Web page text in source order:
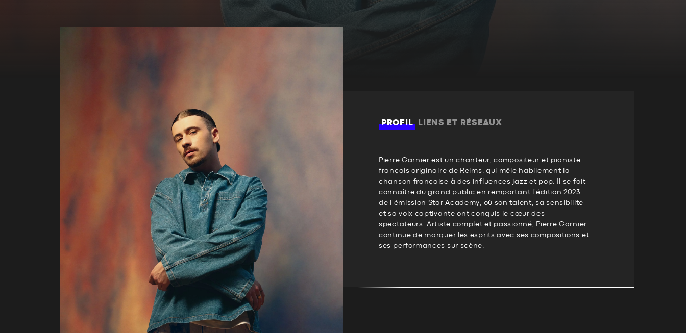
PROFIL LIENS ET RÉSEAUX
Pierre Garnier est un chanteur, compositeur et pianiste
français originaire de Reims, qui mêle habilement la
chanson française à des influences jazz et pop. Il se fait
connaître du grand public en remportant l'édition 2023
de l'émission Star Academy, où son talent, sa sensibilité
et sa voix captivante ont conquis le cœur des
spectateurs. Artiste complet et passionné, Pierre Garnier
continue de marquer les esprits avec ses compositions et
ses performances sur scène.